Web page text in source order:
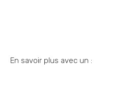
En savoir plus avec un :